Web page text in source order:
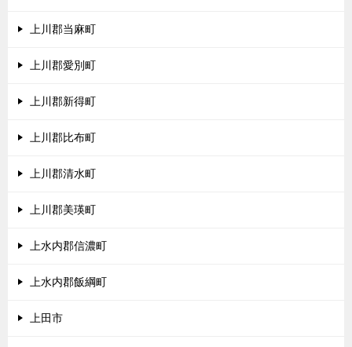
上川郡当麻町
上川郡愛別町
上川郡新得町
上川郡比布町
上川郡清水町
上川郡美瑛町
上水内郡信濃町
上水内郡飯綱町
上田市